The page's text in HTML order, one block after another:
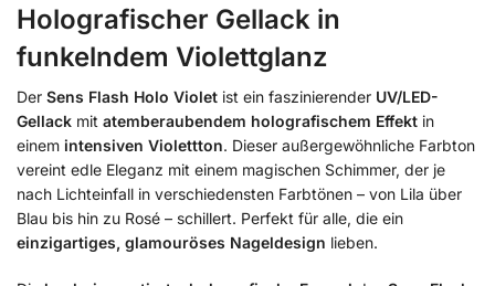
Holografischer Gellack in
funkelndem Violettglanz
Der Sens Flash Holo Violet ist ein faszinierender UV/LED-
Gellack mit atemberaubendem holografischem Effekt in
einem intensiven Violettton. Dieser außergewöhnliche Farbton
vereint edle Eleganz mit einem magischen Schimmer, der je
nach Lichteinfall in verschiedensten Farbtönen – von Lila über
Blau bis hin zu Rosé – schillert. Perfekt für alle, die ein
einzigartiges, glamouröses Nageldesign lieben.